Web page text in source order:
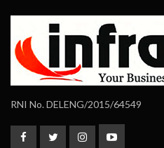
RNI No. DELENG/2015/64549